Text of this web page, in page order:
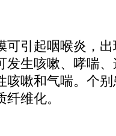
引起咽喉炎，出
发生咳嗽、哮喘
咳嗽和气喘。个
维化。